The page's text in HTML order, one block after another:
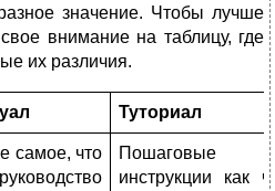
значение. Чтобы лучше
внимание на таблицу, где
их различия.
Туториал
самое, что
Пошаговые
инструкции как